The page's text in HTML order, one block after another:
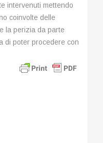
intervenuti mettendo
coinvolte delle
la perizia da parte
di poter procedere con